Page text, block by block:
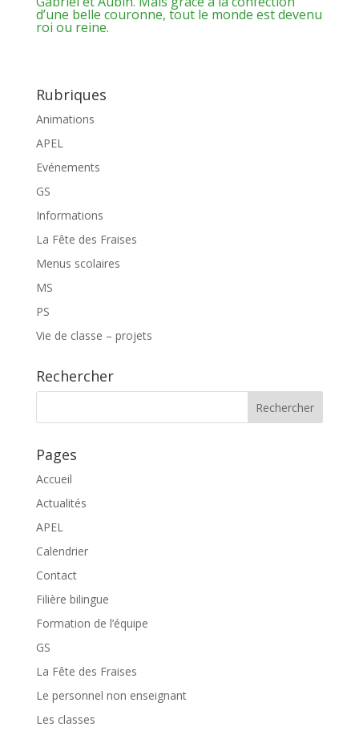
d’une belle couronne, tout le monde est devenu
roi ou reine.
Rubriques
Animations
APEL
Evénements
GS
Informations
La Fête des Fraises
Menus scolaires
MS
PS
Vie de classe – projets
Rechercher
Pages
Accueil
Actualités
APEL
Calendrier
Contact
Filière bilingue
Formation de l’équipe
GS
La Fête des Fraises
Le personnel non enseignant
Les classes